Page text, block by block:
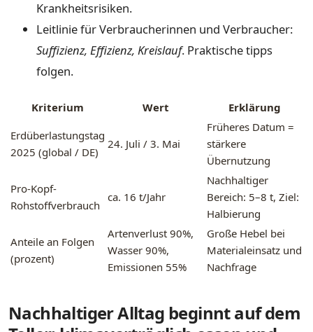
Krankheitsrisiken.
Leitlinie für Verbraucherinnen und Verbraucher:
Suffizienz, Effizienz, Kreislauf. Praktische tipps
folgen.
Kriterium Wert
Erklärung
Erdüberlastungstag
2025 (global / DE)
24. Juli / 3. Mai
Früheres Datum =
stärkere
Übernutzung
Pro-Kopf-
Rohstoffverbrauch
ca. 16 t/Jahr
Nachhaltiger
Bereich: 5–8 t, Ziel:
Halbierung
Anteile an Folgen
(prozent)
Artenverlust 90%,
Wasser 90%,
Emissionen 55%
Große Hebel bei
Materialeinsatz und
Nachfrage
Nachhaltiger Alltag beginnt auf dem